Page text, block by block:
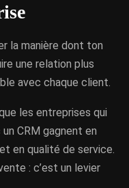
la manière dont ton
une relation plus
avec chaque client.
les entreprises qui
CRM gagnent en
en qualité de service.
: c’est un levier